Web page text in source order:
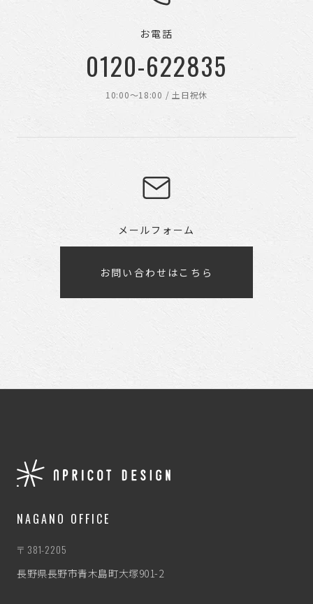
お電話
0120-622835
10:00〜18:00 / 土日祝休
メールフォーム
お問い合わせはこちら
NAGANO OFFICE
〒381-2205
長野県長野市青木島町大塚901-2